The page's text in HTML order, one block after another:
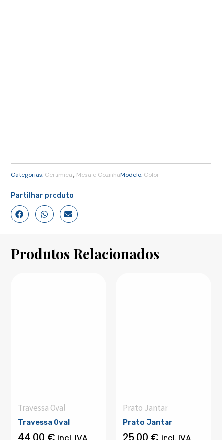
Categorias: Cerâmica, Mesa e CozinhaModelo: Color
Partilhar produto
Produtos Relacionados
Travessa Oval
Travessa Oval
incl. IVA
Prato Jantar
Prato Jantar
incl. IVA